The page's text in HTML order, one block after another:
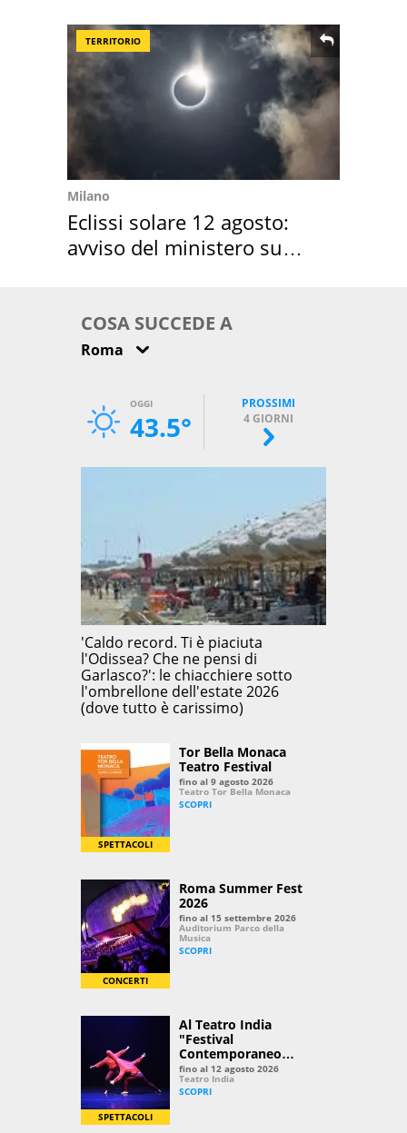
TERRITORIO
Milano
Eclissi solare 12 agosto:
avviso del ministero su